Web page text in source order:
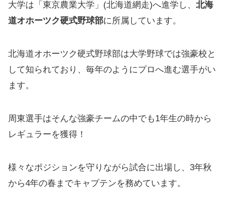
大学は「東京農業大学」(北海道網走)へ進学し、 北海
道オホーツク硬式野球部に所属しています。
北海道オホーツク硬式野球部は大学野球では強豪校と
して知られており、毎年のようにプロへ進む選手がい
ます。
周東選手はそんな強豪チームの中でも1年生の時から
レギュラーを獲得！
様々なポジションを守りながら試合に出場し、3年秋
から4年の春までキャプテンを務めています。